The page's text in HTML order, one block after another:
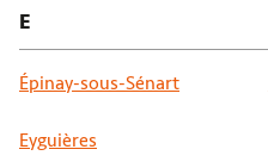
E
Épinay-sous-Sénart
Eyguières